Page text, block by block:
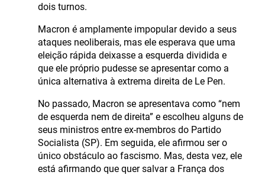
dois turnos.
Macron é amplamente impopular devido a seus
ataques neoliberais, mas ele esperava que uma
eleição rápida deixasse a esquerda dividida e
que ele próprio pudesse se apresentar como a
única alternativa à extrema direita de Le Pen.
No passado, Macron se apresentava como “nem
de esquerda nem de direita” e escolheu alguns de
seus ministros entre ex-membros do Partido
Socialista (SP). Em seguida, ele afirmou ser o
único obstáculo ao fascismo. Mas, desta vez, ele
está afirmando que quer salvar a França dos